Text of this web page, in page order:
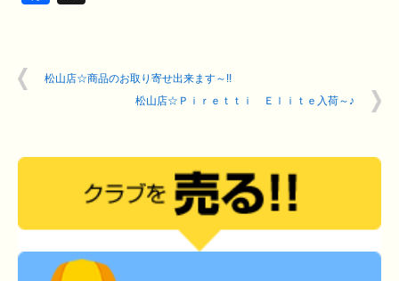
松山店☆商品のお取り寄せ出来ます～!!
松山店☆Ｐｉｒｅｔｔｉ Ｅｌｉｔｅ入荷～♪